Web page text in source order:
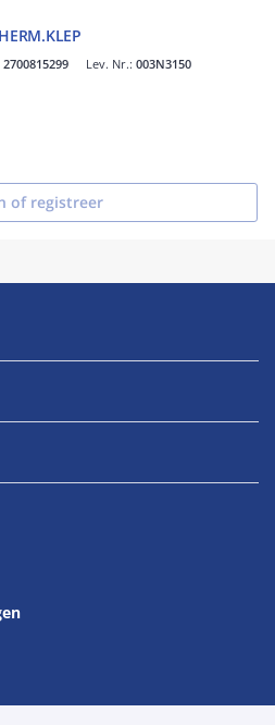
2700815299 Lev. Nr.: 003N3150
of registreer